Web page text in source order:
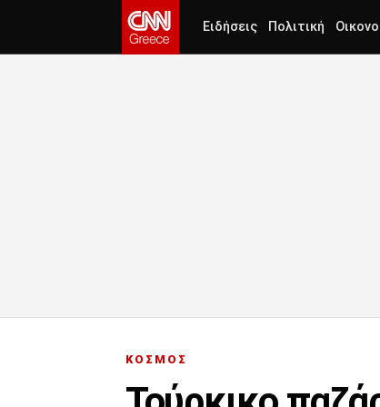
Ειδήσεις Πολιτική
ΚΟΣΜΟΣ